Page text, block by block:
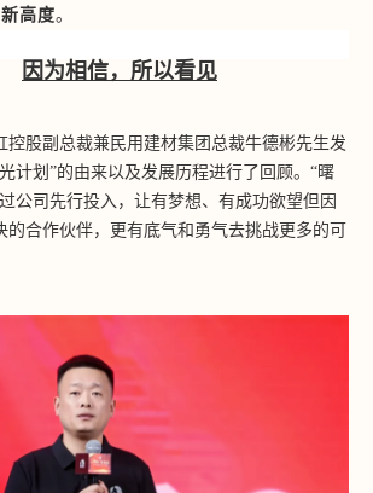
高度。
因为相信，所以看见
控股副总裁兼民用建材集团总裁牛德彬先生发
计划”的由来以及发展历程进行了回顾。“曙
公司先行投入，让有梦想、有成功欲望但因
的合作伙伴，更有底气和勇气去挑战更多的可